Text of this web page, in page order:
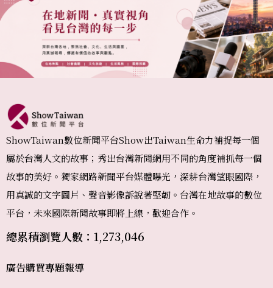
ShowTaiwan數位新聞平台Show出Taiwan生命力補捉每一個
屬於台灣人文的故事；秀出台灣新聞網用不同的角度補抓每一個
故事的美好。獨家網路新聞平台媒體曝光，深耕台灣望眼國際，
用真誠的文字圖片、聲音影像訴說著堅韌。台灣在地故事的數位
平台，未來國際新聞故事即將上線，歡迎合作。
總累積瀏覽人數：1,273,046
廣告購買專題報導